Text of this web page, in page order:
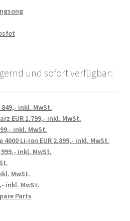
und sofort verfügbar:
inkl. MwSt.
EUR 1.799,- inkl. MwSt.
inkl. MwSt.
Li-Ion EUR 2.899,- inkl. MwSt.
inkl. MwSt.
MwSt.
inkl. MwSt.
Parts